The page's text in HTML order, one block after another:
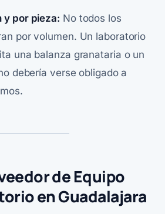
y por pieza: No todos los
por volumen. Un laboratorio
una balanza granataria o un
debería verse obligado a
de Equipo
en Guadalajara